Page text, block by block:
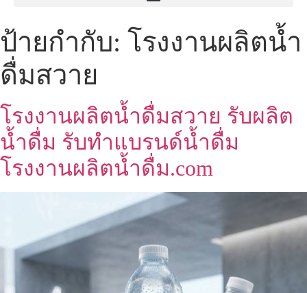
ป้ายกำกับ: โรงงานผลิตน้ำ
ดื่มสวาย
โรงงานผลิตน้ำดื่มสวาย รับผลิต
น้ำดื่ม รับทำแบรนด์น้ำดื่ม
โรงงานผลิตน้ำดื่ม.com